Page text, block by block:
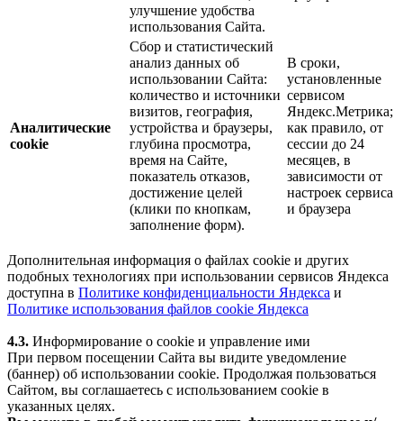
улучшение удобства
использования Сайта.
Аналитические
cookie
Сбор и статистический
анализ данных об
использовании Сайта:
количество и источники
визитов, география,
устройства и браузеры,
глубина просмотра,
время на Сайте,
показатель отказов,
достижение целей
(клики по кнопкам,
заполнение форм).
В сроки,
установленные
сервисом
Яндекс.Метрика;
как правило, от
сессии до 24
месяцев, в
зависимости от
настроек сервиса
и браузера
Дополнительная информация о файлах cookie и других
подобных технологиях при использовании сервисов Яндекса
доступна в Политике конфиденциальности Яндекса и
Политике использования файлов cookie Яндекса
4.3. Информирование о cookie и управление ими
При первом посещении Сайта вы видите уведомление
(баннер) об использовании cookie. Продолжая пользоваться
Сайтом, вы соглашаетесь с использованием cookie в
указанных целях.